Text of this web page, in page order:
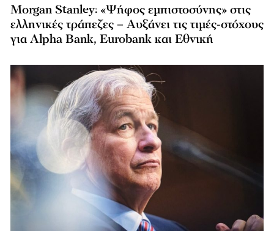
Morgan Stanley: «Ψήφος εμπιστοσύνης» στις
ελληνικές τράπεζες – Αυξάνει τις τιμές-στόχους
για Alpha Bank, Eurobank και Εθνική